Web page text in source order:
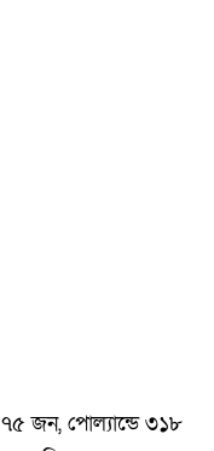
জন, পোল্যান্ডে ৩১৮